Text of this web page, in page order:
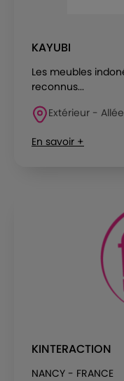
KAYUBI
Les meubles
reconnus...
Extérieur -
En savoir +
KINTERACTION
NANCY - FRANCE